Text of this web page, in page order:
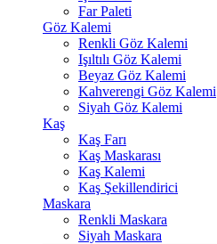
Far Paleti
Göz Kalemi
Renkli Göz Kalemi
Işıltılı Göz Kalemi
Beyaz Göz Kalemi
Kahverengi Göz Kalemi
Siyah Göz Kalemi
Kaş
Kaş Farı
Kaş Maskarası
Kaş Kalemi
Kaş Şekillendirici
Maskara
Renkli Maskara
Siyah Maskara